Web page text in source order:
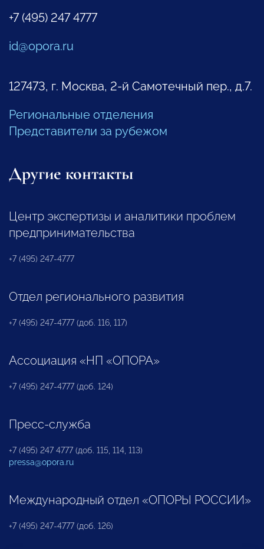
+7 (495) 247 4777
id@opora.ru
127473, г. Москва, 2-й Самотечный пер., д.7.
Региональные отделения
Представители за рубежом
Другие контакты
Центр экспертизы и аналитики проблем
предпринимательства
+7 (495) 247-4777
Отдел регионального развития
+7 (495) 247-4777 (доб. 116, 117)
Ассоциация «НП «ОПОРА»
+7 (495) 247-4777 (доб. 124)
Пресс-служба
+7 (495) 247 4777 (доб. 115, 114, 113)
pressa@opora.ru
Международный отдел «ОПОРЫ РОССИИ»
+7 (495) 247-4777 (доб. 126)